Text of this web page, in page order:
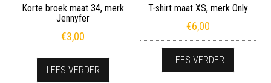
Korte broek maat 34, merk
Jennyfer
€3,00
LEES VERDER
T-shirt maat XS, merk Only
€6,00
LEES VERDER